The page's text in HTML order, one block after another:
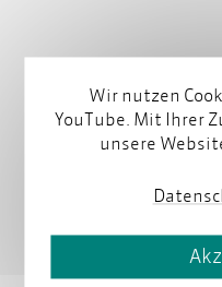
Das könnte
Wir nutzen
YouTube. Mit Ihrer
unsere